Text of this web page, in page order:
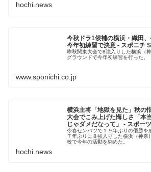
hochi.news
今秋ドラ1候補の横浜・織田
今年初練習で決意 - スポニチ
昨秋関東大会で8強入りした横浜（
グラウンドで今年初練習を行った。
www.sponichi.co.jp
横浜主将「地獄を見た」秋
大会でこみ上げた悔しさ「本
じゃダメだなって」 - スポー
今春センバツで１９年ぶりの優勝を
７年ぶりに８強入りした横浜（神奈
校で今年の活動を納めた。
hochi.news